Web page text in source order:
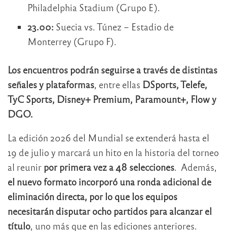
Philadelphia Stadium (Grupo E).
23.00: Suecia vs. Túnez – Estadio de
Monterrey (Grupo F).
Los encuentros podrán seguirse a través de distintas
señales y plataformas, entre ellas DSports, Telefe,
TyC Sports, Disney+ Premium, Paramount+, Flow y
DGO.
La edición 2026 del Mundial se extenderá hasta el
19 de julio y marcará un hito en la historia del torneo
al reunir por primera vez a 48 selecciones. Además,
el nuevo formato incorporó una ronda adicional de
eliminación directa, por lo que los equipos
necesitarán disputar ocho partidos para alcanzar el
título, uno más que en las ediciones anteriores.